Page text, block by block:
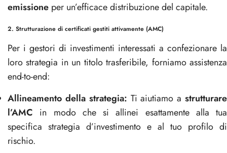
emissione per un’efficace distribuzione del capitale.
2. Strutturazione di certificati gestiti attivamente (AMC)
Per i gestori di investimenti interessati a confezionare la
loro strategia in un titolo trasferibile, forniamo assistenza
end-to-end:
Allineamento della strategia: Ti aiutiamo astrutturare
l’AMC in modo che si allinei esattamente alla tua
specifica strategia d’investimento e al tuo profilo di
rischio.